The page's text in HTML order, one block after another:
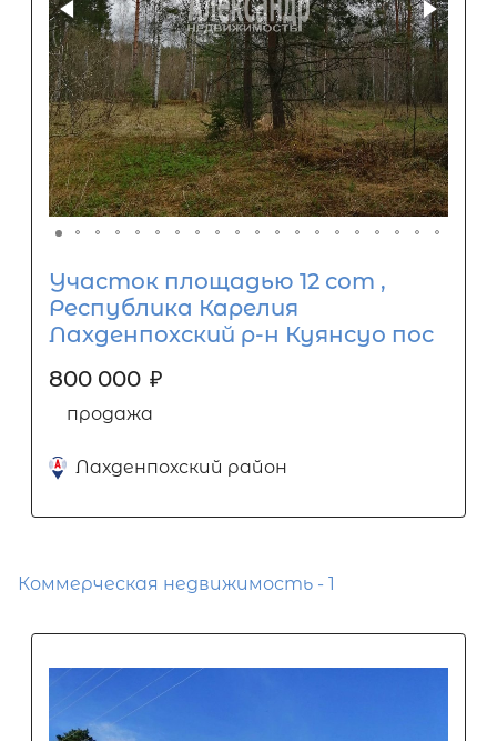
Участок площадью 12 сот ,
Республика Карелия
Лахденпохский р-н Куянсуо пос
800 000 ₽
продажа
Лахденпохский район
Коммерческая недвижимость - 1